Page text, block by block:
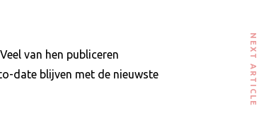
van hen publiceren
date blijven met de nieuwste
NEXT ARTICLE